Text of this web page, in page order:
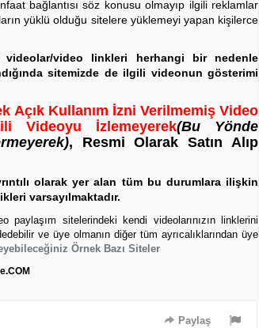
bağlantısı söz konusu olmayıp ilgili reklamlar
yüklü olduğu sitelere yüklemeyi yapan kişilerce
videolar/video linkleri herhangi bir nedenle
sitemizde de ilgili videonun gösterimi
Açık Kullanım İzni Verilmemiş Video
Videoyu İzlemeyerek(Bu Yönde
, Resmi Olarak Satın Alıp
olarak yer alan tüm bu durumlara ilişkin
varsayılmaktadır.
sitelerindeki kendi videolarınızın linklerini
ve üye olmanın diğer tüm ayrıcalıklarından üye
Örnek Bazı Siteler
Paylaş